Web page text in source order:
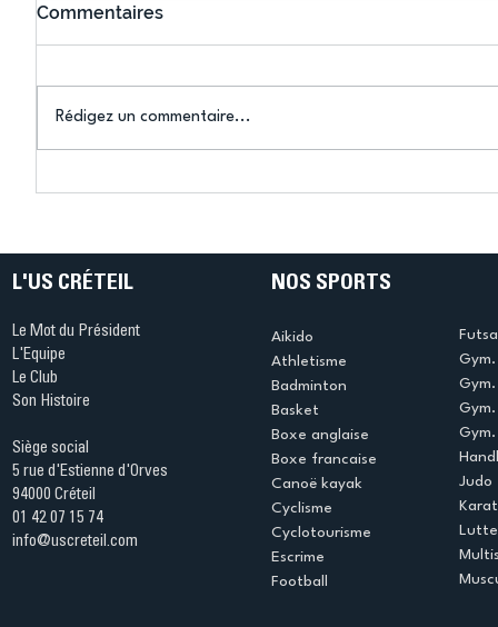
Ping ? Quand le tennis de
termine
Commentaires
Rédigez un commentaire...
L'US CRÉTEIL
Le Mot du Président
L'Equipe
Le Club
Son Histoire
Siège social
5 rue d'Estienne d'Orves
94000 Créteil
01 42 07 15 74
info@uscreteil.com
NOS SPORTS
Aikido
Athletisme
Badminton
Basket
Boxe anglaise
Boxe francaise
Canoë kayak
Cyclisme
Cyclotourisme
Escrime
Football
Judo
Lutte